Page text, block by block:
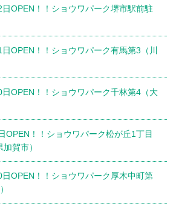
OPEN！！ショウワパーク堺市駅前駐
OPEN！！ショウワパーク有馬第3（川
OPEN！！ショウワパーク千林第4（大
！！ショウワパーク松が丘1丁目
賀市）
OPEN！！ショウワパーク厚木中町第